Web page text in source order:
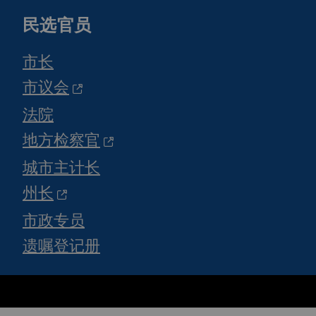
民选官员
市长
市议会
法院
地方检察官
城市主计长
州长
市政专员
遗嘱登记册